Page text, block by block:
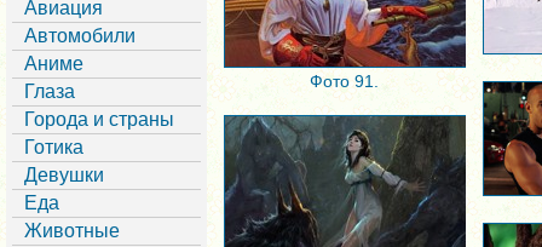
Авиация
Автомобили
Аниме
Глаза
Города и страны
Готика
Девушки
Еда
Животные
Фото 91.